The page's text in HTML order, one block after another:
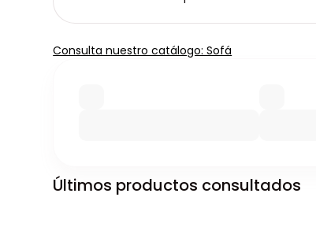
Consulta nuestro catálogo: Sofá
Últimos productos consultados